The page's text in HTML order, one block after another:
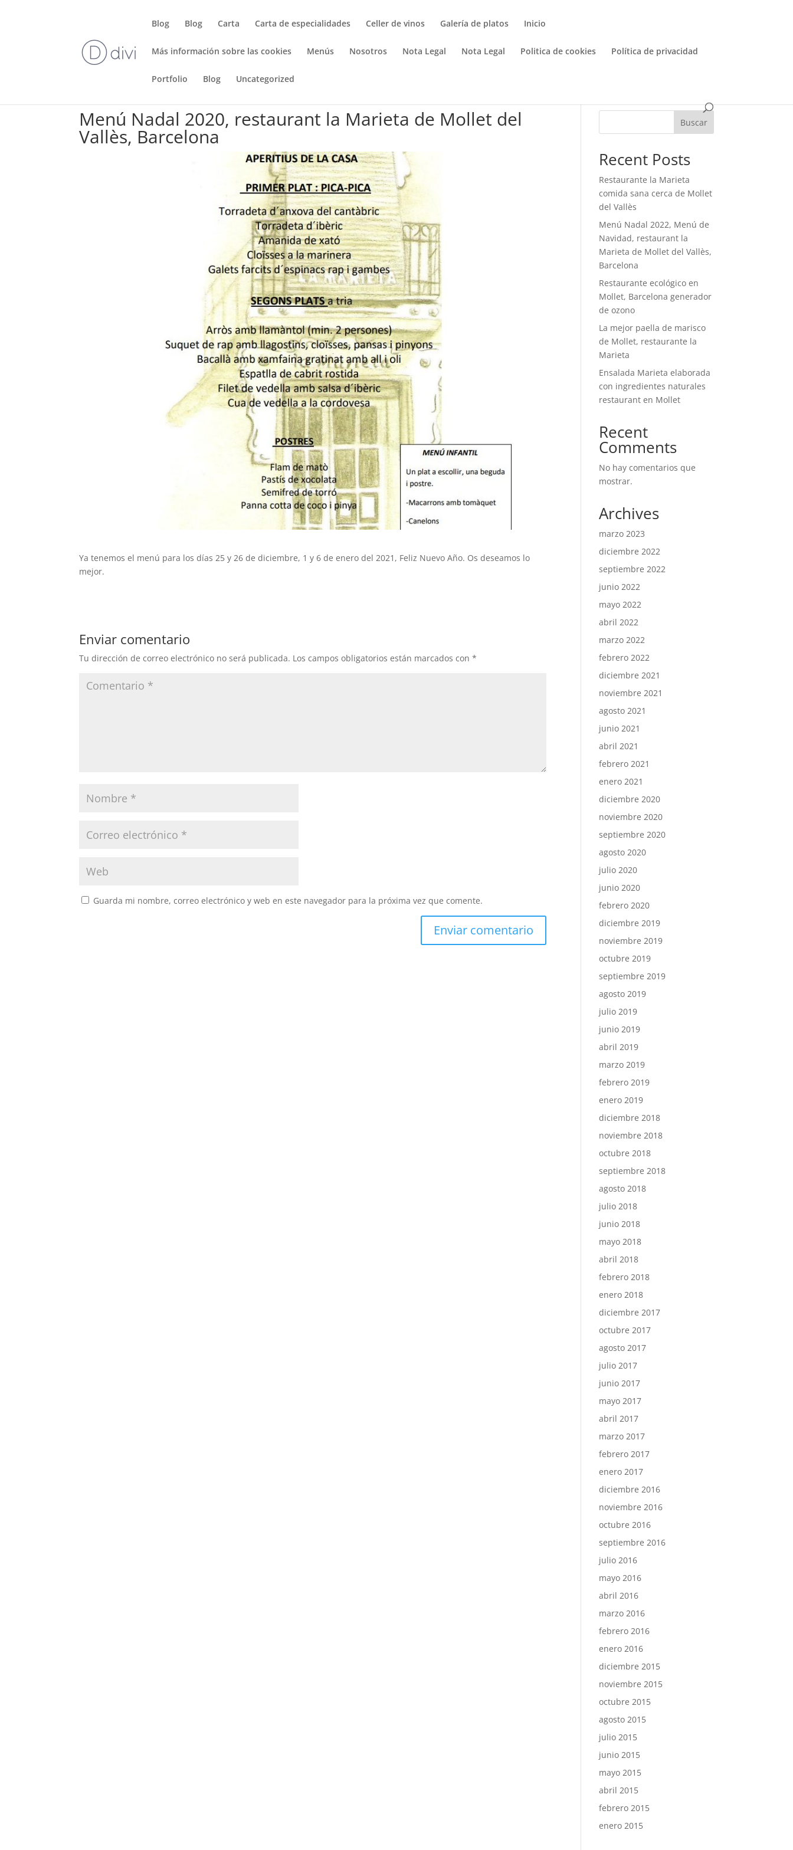
Blog Blog Carta Carta de especialidades Celler de vinos Galería de platos Inicio
Más información sobre las cookies Menús Nosotros Nota Legal Nota Legal Politica de cookies Política de privacidad
Portfolio Blog Uncategorized
Menú Nadal 2020, restaurant la Marieta de Mollet del
Vallès, Barcelona
Ya tenemos el menú para los días 25 y 26 de diciembre, 1 y 6 de enero del 2021, Feliz Nuevo Año. Os deseamos lo
mejor.
Enviar comentario
Tu dirección de correo electrónico no será publicada. Los campos obligatorios están marcados con*
Guarda mi nombre, correo electrónico y web en este navegador para la próxima vez que comente.
Buscar
Recent Posts
Restaurante la Marieta
comida sana cerca de Mollet
del Vallès
Menú Nadal 2022, Menú de
Navidad, restaurant la
Marieta de Mollet del Vallès,
Barcelona
Restaurante ecológico en
Mollet, Barcelona generador
de ozono
La mejor paella de marisco
de Mollet, restaurante la
Marieta
Ensalada Marieta elaborada
con ingredientes naturales
restaurant en Mollet
Recent
Comments
No hay comentarios que
mostrar.
Archives
marzo 2023
diciembre 2022
septiembre 2022
junio 2022
mayo 2022
abril 2022
marzo 2022
febrero 2022
diciembre 2021
noviembre 2021
agosto 2021
junio 2021
abril 2021
febrero 2021
enero 2021
diciembre 2020
noviembre 2020
septiembre 2020
agosto 2020
julio 2020
junio 2020
febrero 2020
diciembre 2019
noviembre 2019
octubre 2019
septiembre 2019
agosto 2019
julio 2019
junio 2019
abril 2019
marzo 2019
febrero 2019
enero 2019
diciembre 2018
noviembre 2018
octubre 2018
septiembre 2018
agosto 2018
julio 2018
junio 2018
mayo 2018
abril 2018
febrero 2018
enero 2018
diciembre 2017
octubre 2017
agosto 2017
julio 2017
junio 2017
mayo 2017
abril 2017
marzo 2017
febrero 2017
enero 2017
diciembre 2016
noviembre 2016
octubre 2016
septiembre 2016
julio 2016
mayo 2016
abril 2016
marzo 2016
febrero 2016
enero 2016
diciembre 2015
noviembre 2015
octubre 2015
agosto 2015
julio 2015
junio 2015
mayo 2015
abril 2015
febrero 2015
enero 2015